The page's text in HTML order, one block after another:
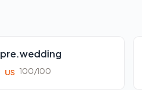
pre.wedding
US 100/100